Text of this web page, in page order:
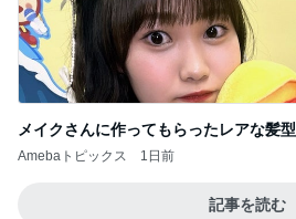
メイクさんに作ってもらったレアな髪型
Amebaトピックス 1日前
記事を読む